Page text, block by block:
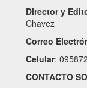
Director y
Chavez
Correo
Celular:
CONTACTO